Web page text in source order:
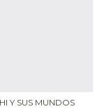
Y SUS MUNDOS